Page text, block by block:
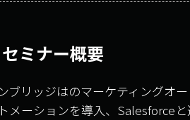
セミナー概要
ブリッジはのマーケティングオ
メーションを導入、Salesforce